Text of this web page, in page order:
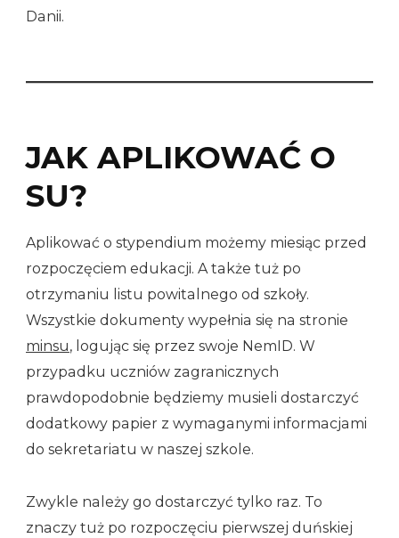
Danii.
JAK APLIKOWAĆ O
SU?
Aplikować o stypendium możemy miesiąc przed
rozpoczęciem edukacji. A także tuż po
otrzymaniu listu powitalnego od szkoły.
Wszystkie dokumenty wypełnia się na stronie
minsu, logując się przez swoje NemID. W
przypadku uczniów zagranicznych
prawdopodobnie będziemy musieli dostarczyć
dodatkowy papier z wymaganymi informacjami
do sekretariatu w naszej szkole.
Zwykle należy go dostarczyć tylko raz. To
znaczy tuż po rozpoczęciu pierwszej duńskiej